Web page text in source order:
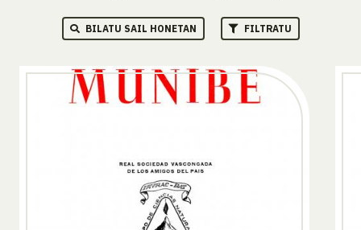
BILATU SAIL HONETAN FILTRATU